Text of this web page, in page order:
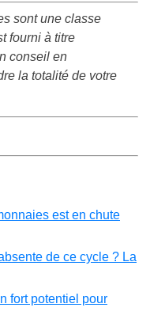
sont une classe
fourni à titre
conseil en
la totalité de votre
est en chute
de ce cycle ? La
fort potentiel pour